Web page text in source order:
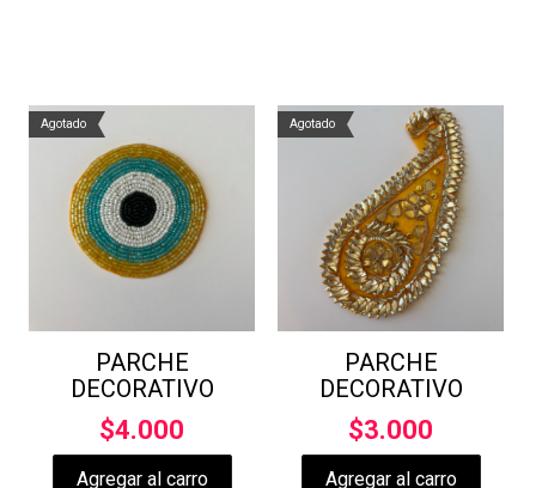
Agotado
PARCHE
DECORATIVO
$4.000
Agregar al carro
Agotado
PARCHE
DECORATIVO
$3.000
Agregar al carro